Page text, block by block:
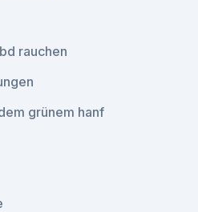
rauchen
grünem hanf